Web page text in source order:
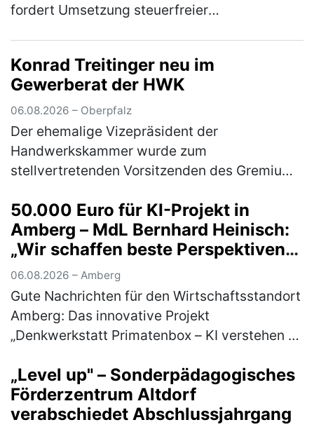
fordert Umsetzung steuerfreier
und Hi…(mehr)
Konrad Treitinger neu im
Gewerberat der HWK
06.08.2026 – Oberpfalz
Der ehemalige Vizepräsident der
Handwerkskammer wurde zum
stellvertretenden Vorsitzenden des Gremiums
Mitgliederversammlung des Gewerberates
des ostbayerischen Handwerks wählten …
(mehr)
50.000 Euro für KI-Projekt in
Amberg – MdL Bernhard Heinisch:
„Wir schaffen beste Perspektiven
für Unternehmen und Start-ups in
unserer Region
06.08.2026 – Amberg
Gute Nachrichten für den Wirtschaftsstandort
Amberg: Das innovative Projekt
„Denkwerkstatt Primatenbox – KI verstehen &
wird mit 50.000 Euro aus den Mitteln d…
(mehr)
„Level up" – Sonderpädagogisches
Förderzentrum Altdorf
verabschiedet Abschlussjahrgang